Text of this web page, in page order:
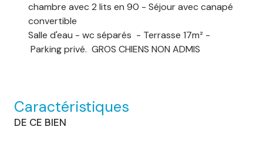
chambre avec 2 lits en 90 - Séjour avec canapé
convertible
Salle d'eau - wc séparés - Terrasse 17m² -
Parking privé. GROS CHIENS NON ADMIS
Caractéristiques
DE CE BIEN